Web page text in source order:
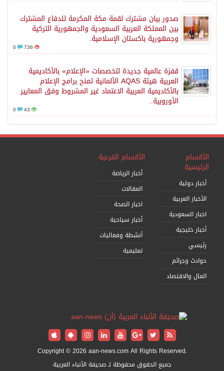
صدور بيان مشترك لقمة مكة المكرمة للدفاع المشترك
بين المملكة العربية السعودية والجمهورية التركية
وجمهورية باكستان الإسلامية.
736
قفزة عالمية جديدة لتخصصات «الإعلام» بالأكاديمية
العربية هيئة AQAS الألمانية تمنح برامج الإعلام
بالأكاديمية العربية الاعتماد غير المشروط وفق المعايير
الأوروبية..
43
الأقسام
الرئيسية
أخبار دولية
الأخبار العربية
اخبار السعودية
أخبار خليجية
رئيسي
حوادث وجرائم
المال والاقتصاد
الأقسام الفرعية
أخبار الرياضة
المقالات
اخبار الصحة
أخبار سياحية
أنشطة وفعاليات
تعليمية
Copyright © 2026 aan-news.com All Rights Reserved.
جميع الحقوق محفوظة لـ صحيفة الأنباء العربية